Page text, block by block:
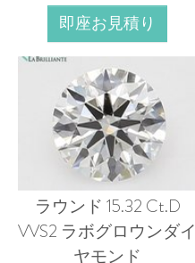
即座お見積り
ラウンド 15.32 Ct.D
VVS2 ラボグロウンダイ
ヤモンド